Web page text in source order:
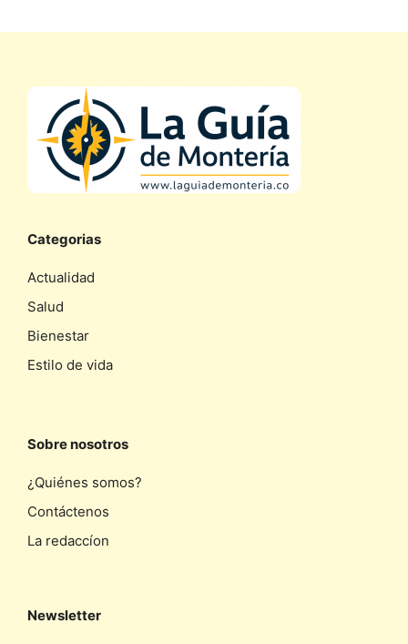
Categorias
Actualidad
Salud
Bienestar
Estilo de vida
Sobre nosotros
¿Quiénes somos?
Contáctenos
La redaccíon
Newsletter